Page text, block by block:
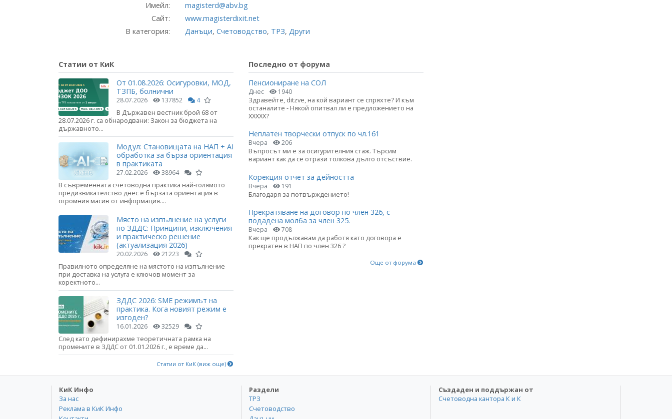
Имейл:
magisterd@abv.bg
Сайт:
www.magisterdixit.net
В категория:
Данъци,Счетоводство, ТРЗ,Други
Статии от КиК
От 01.08.2026: Осигуровки, МОД,
ТЗПБ, болнични
28.07.2026 137852 4
В Държавен вестник брой 68 от
28.07.2026 г. са обнародвани: Закон за бюджета на
държавното...
Модул: Становищата на НАП + AI
обработка за бърза ориентация
в практиката
27.02.2026 38964
В съвременната счетоводна практика най-голямото
предизвикателство днес е бързата ориентация в
огромния масив от информация....
Място на изпълнение на услуги
по ЗДДС: Принципи, изключения
и практическо решение
(актуализация 2026)
20.02.2026 21223
Правилното определяне на мястото на изпълнение
при доставка на услуга е ключов момент за
коректното...
ЗДДС 2026: SME режимът на
практика. Кога новият режим е
изгоден?
16.01.2026 32529
След като дефинирахме теоретичната рамка на
промените в ЗДДС от 01.01.2026 г., е време да...
Статии от КиК (виж още)
Последно от форума
Пенсиониране на СОЛ
Днес 1940
Здравейте, ditzve, на кой вариант се спряхте? И към
останалите - Някой опитвал ли е предложението на
ХХХХХ?
Неплатен творчески отпуск по чл.161
Вчера 206
Въпросът ми е за осигурителния стаж. Търсим
вариант как да се отрази толкова дълго отсъствие.
Корекция отчет за дейността
Вчера 191
Благодаря за потвърждението!
Прекратяване на договор по член 326, с
подадена молба за член 325.
Вчера 708
Как ще продължавам да работя като договора е
прекратен в НАП по член 326 ?
Още от форума
КиК Инфо
За нас
Реклама в КиК Инфо
Раздели
ТРЗ
Счетоводство
Създаден и поддържан от
Счетоводна кантора К и К